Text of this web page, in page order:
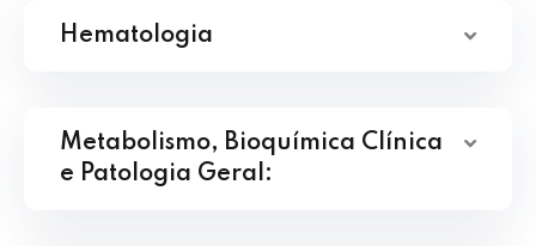
Hematologia
Metabolismo, Bioquímica Clínica
e Patologia Geral: